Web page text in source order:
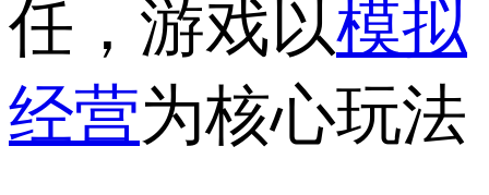
任，游戏以模拟
经营为核心玩法